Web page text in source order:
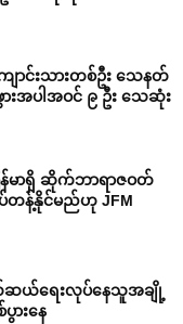
င်းသားတစ်ဦး သေနတ်
ားအပါအဝင် ၉ ဦး သေဆုံး
န်မာရှိ ဆိုက်ဘာရာဇဝတ်
တန့်နိုင်မည်ဟု JFM
ဆယ်ရေးလုပ်နေသူအချို့
ပွားနေ